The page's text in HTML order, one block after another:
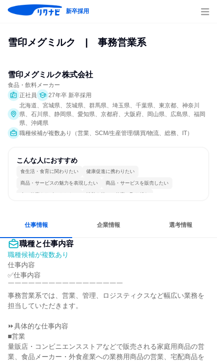
新卒採用
雪印メグミルク　|　事務営業系
雪印メグミルク株式会社
食品・飲料メーカー
正社員
27年卒 新卒採用
北海道、宮城県、茨城県、群馬県、埼玉県、千葉県、東京都、神奈川
県、石川県、静岡県、愛知県、京都府、大阪府、岡山県、広島県、福岡
県、沖縄県
職種候補が複数あり（営業、SCM/生産管理/購買/物流、総務、IT）
こんな人におすすめ
食生活・食育に関わりたい 健康促進に携わりたい
商品・サービスの魅力を表現したい 商品・サービスを販売したい
人の仕事をサポートしたい 情熱を持って仕事に取り組む
仕事情報 企業情報 選考情報
職種と仕事内容
職種候補が複数あり
仕事内容
✅仕事内容
￣￣￣￣￣￣￣￣￣￣￣￣￣￣￣￣￣
事務営業系では、営業、管理、ロジスティクスなど幅広い業務を
担当していただきます。
⏩具体的な仕事内容
■営業
量販店・コンビニエンスストアなどで販売される家庭用商品の営
業、食品メーカー・外食産業への業務用商品の営業、宅配商品を